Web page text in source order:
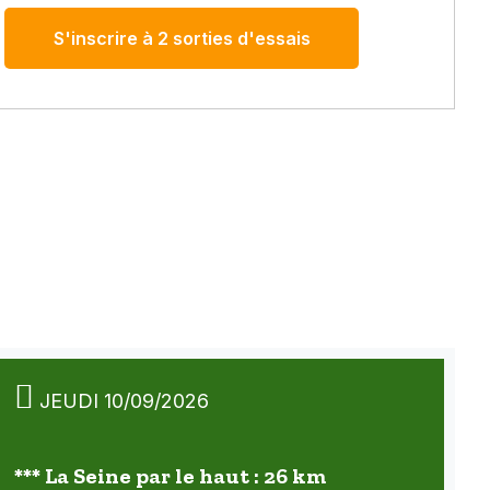
S'inscrire à 2 sorties d'essais
JEUDI 10/09/2026
*** La Seine par le haut : 26 km